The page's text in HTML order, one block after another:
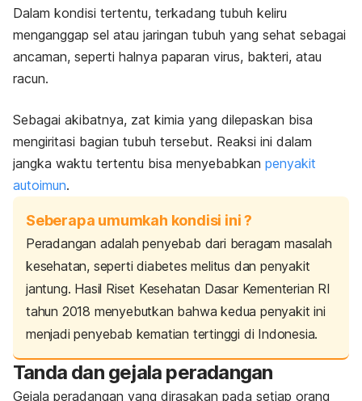
Dalam kondisi tertentu, terkadang tubuh keliru
menganggap sel atau jaringan tubuh yang sehat sebagai
ancaman, seperti halnya paparan virus, bakteri, atau
racun.
Sebagai akibatnya, zat kimia yang dilepaskan bisa
mengiritasi bagian tubuh tersebut. Reaksi ini dalam
jangka waktu tertentu bisa menyebabkan penyakit
autoimun.
Seberapa umumkah kondisi ini ?
Peradangan adalah penyebab dari beragam masalah
kesehatan, seperti diabetes melitus dan penyakit
jantung. Hasil Riset Kesehatan Dasar Kementerian RI
tahun 2018 menyebutkan bahwa kedua penyakit ini
menjadi penyebab kematian tertinggi di Indonesia.
Tanda dan gejala peradangan
Gejala peradangan yang dirasakan pada setiap orang